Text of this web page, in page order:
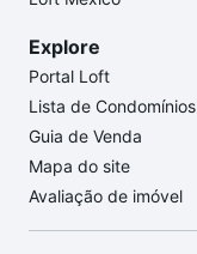
Explore
Portal Loft
Lista de Condomínios
Guia de Venda
Mapa do site
Avaliação de imóvel